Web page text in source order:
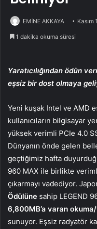
EMİNE AKKAYA Kasım
1 dakika okuma süresi
Yaratıcılığından ödün
eşsiz bir dost olmaya
Yeni kuşak Intel ve AMD
kullanıcıların bilgisayar
yüksek verimli PCIe 4.0
Dünyanın önde gelen
geçtiğimiz hafta
960 MAX ile birlikte
çıkarmayı vadediyor.
Ödülüne sahip LEGEND
6,800MB’a varan
sunuyor. Eşsiz radyatör